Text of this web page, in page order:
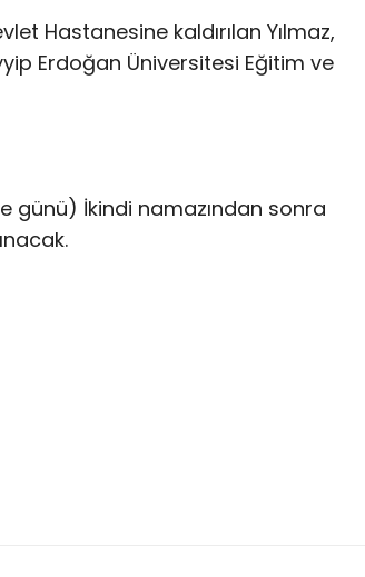
Hastanesine kaldırılan Yılmaz,
Erdoğan Üniversitesi Eğitim ve
günü) İkindi namazından sonra